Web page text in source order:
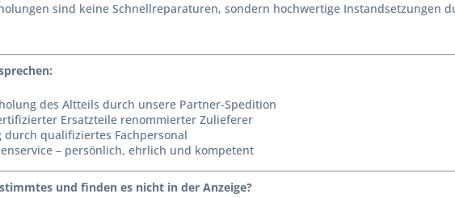
sind keine Schnellreparaturen, sondern hochwertige Instandsetzungen
des Altteils durch unsere Partner-Spedition
Ersatzteile renommierter Zulieferer
durch qualifiziertes Fachpersonal
– persönlich, ehrlich und kompetent
und finden es nicht in der Anzeige?